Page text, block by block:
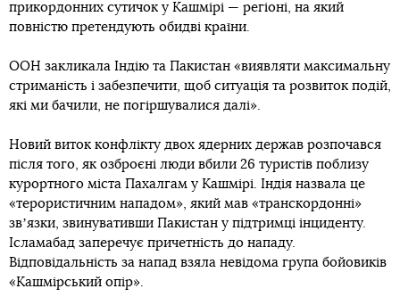
прикордонних сутичок у Кашмірі — регіоні, на який
повністю претендують обидві країни.
ООН закликала Індію та Пакистан «виявляти максимальну
стриманість і забезпечити, щоб ситуація та розвиток подій,
які ми бачили, не погіршувалися далі».
Новий виток конфлікту двох ядерних держав розпочався
після того, як озброєні люди вбили 26 туристів поблизу
курортного міста Пахалгам у Кашмірі. Індія назвала це
«терористичним нападом», який мав «транскордонні»
звʼязки, звинувативши Пакистан у підтримці інциденту.
Ісламабад заперечує причетність до нападу.
Відповідальність за напад взяла невідома група бойовиків
«Кашмірський опір».